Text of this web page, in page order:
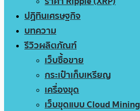
ปฏิทินเศรษฐกิจ
บทความ
รีวิวผลิตภัณฑ์
เว็บซื้อขาย
กระเป๋าเก็บเหรียญ
เครื่องขุด
เว็บขุดแบบ Cloud Mining